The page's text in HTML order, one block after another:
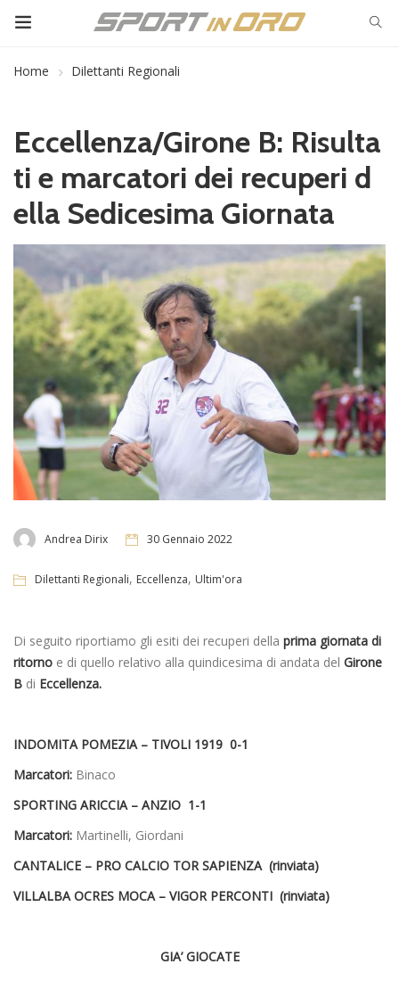
Home Dilettanti Regionali
Eccellenza/Girone B: Risulta
ti e marcatori dei recuperi d
ella Sedicesima Giornata
Andrea Dirix 30 Gennaio 2022
Dilettanti Regionali, Eccellenza, Ultim'ora
Di seguito riportiamo gli esiti dei recuperi della prima giornata di
ritorno e di quello relativo alla quindicesima di andata del Girone
B di Eccellenza.
INDOMITA POMEZIA – TIVOLI 1919 0-1
Marcatori: Binaco
SPORTING ARICCIA – ANZIO 1-1
Marcatori: Martinelli, Giordani
CANTALICE – PRO CALCIO TOR SAPIENZA (rinviata)
VILLALBA OCRES MOCA – VIGOR PERCONTI (rinviata)
GIA’ GIOCATE